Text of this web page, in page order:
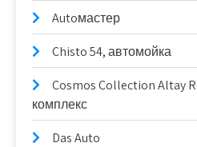
Autoмастер
Chisto 54, автомойка
Cosmos Collection Altay
комплекс
Das Auto